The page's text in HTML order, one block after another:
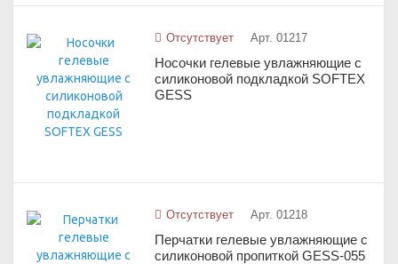
Отсутствует Арт. 01217
Носочки гелевые увлажняющие с
силиконовой подкладкой SOFTEX
GESS
Отсутствует Арт. 01218
Перчатки гелевые увлажняющие с
силиконовой пропиткой GESS-055